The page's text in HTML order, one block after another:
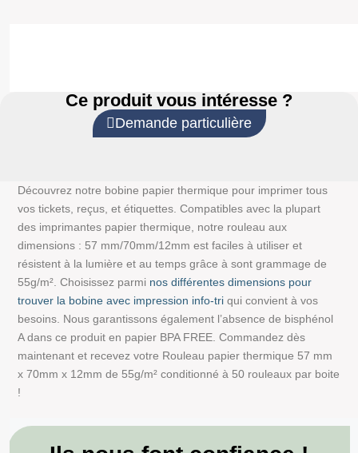
Ce produit vous intéresse ?
Demande particulière
Découvrez notre bobine papier thermique pour imprimer tous
vos tickets, reçus, et étiquettes. Compatibles avec la plupart
des imprimantes papier thermique, notre rouleau aux
dimensions : 57 mm/70mm/12mm est faciles à utiliser et
résistent à la lumière et au temps grâce à sont grammage de
55g/m². Choisissez parmi nos différentes dimensions pour
trouver la bobine avec impression info-tri qui convient à vos
besoins. Nous garantissons également l’absence de bisphénol
A dans ce produit en papier BPA FREE. Commandez dès
maintenant et recevez votre Rouleau papier thermique 57 mm
x 70mm x 12mm de 55g/m² conditionné à 50 rouleaux par boite
!